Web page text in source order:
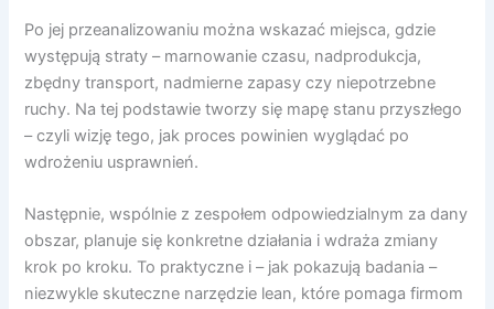
Po jej przeanalizowaniu można wskazać miejsca, gdzie
występują straty – marnowanie czasu, nadprodukcja,
zbędny transport, nadmierne zapasy czy niepotrzebne
ruchy. Na tej podstawie tworzy się mapę stanu przyszłego
– czyli wizję tego, jak proces powinien wyglądać po
wdrożeniu usprawnień.
Następnie, wspólnie z zespołem odpowiedzialnym za dany
obszar, planuje się konkretne działania i wdraża zmiany
krok po kroku. To praktyczne i – jak pokazują badania –
niezwykle skuteczne narzędzie lean, które pomaga firmom